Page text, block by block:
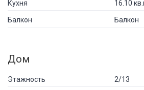
Кухня 16.10
Балкон Балкон
Дом
Этажность 2/13